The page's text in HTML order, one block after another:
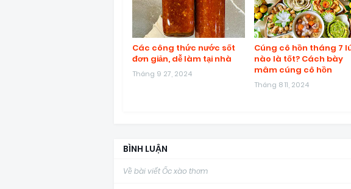
Các công thức nước sốt
đơn giản, dễ làm tại nhà
Tháng 9 27, 2024
Cúng cô hồn tháng 7
nào là tốt? Cách bày
mâm cúng cô hồn
Tháng 8 11, 2024
BÌNH LUẬN
Về bài viết Ốc xào thơm